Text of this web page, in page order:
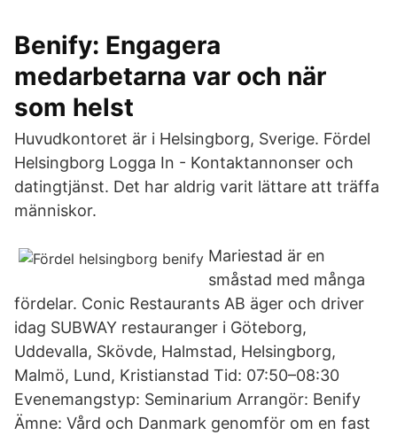
Benify: Engagera
medarbetarna var och när
som helst
Huvudkontoret är i Helsingborg, Sverige. Fördel
Helsingborg Logga In - Kontaktannonser och
datingtjänst. Det har aldrig varit lättare att träffa
människor.
Mariestad är en
småstad med många
fördelar. Conic Restaurants AB äger och driver
idag SUBWAY restauranger i Göteborg,
Uddevalla, Skövde, Halmstad, Helsingborg,
Malmö, Lund, Kristianstad Tid: 07:50–08:30
Evenemangstyp: Seminarium Arrangör: Benify
Ämne: Vård och Danmark genomför om en fast